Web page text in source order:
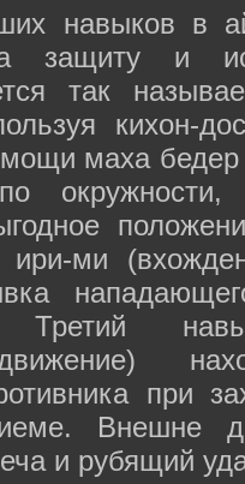
навыков в
защиту и
так
кихон-
маха
ири-ми
Третий
при
Внешне
и рубящий